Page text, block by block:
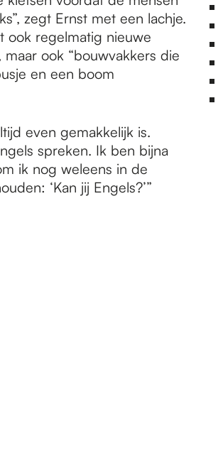
zegt Ernst met een lachje.
ook regelmatig nieuwe
maar ook “bouwvakkers die
en een boom
even gemakkelijk is.
spreken. Ik ben bijna
ik nog weleens in de
‘Kan jij Engels?’”